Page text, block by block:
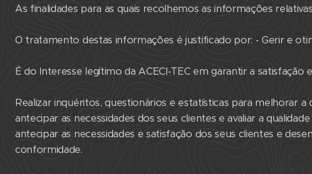
As finalidades para as quais recolhemos as informações
O tratamento destas informações é justificado por: - Gerir e
É do Interesse legítimo da ACECI-TEC em garantir a
Realizar inquéritos, questionários e estatísticas para melhorar
antecipar as necessidades dos seus clientes e avaliar a
antecipar as necessidades e satisfação dos seus clientes e
conformidade.